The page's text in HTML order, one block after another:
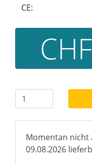
CE:
Momentan nicht
09.08.2026